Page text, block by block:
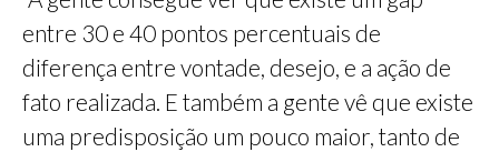
entre 30 e 40 pontos percentuais de
diferença entre vontade, desejo, e a ação de
fato realizada. E também a gente vê que existe
uma predisposição um pouco maior, tanto de